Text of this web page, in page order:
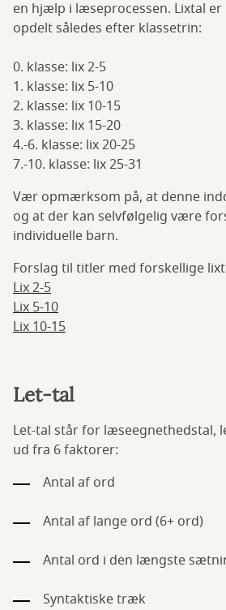
en hjælp i læseprocessen. Lixtal
opdelt således efter klassetrin:
0. klasse: lix 2-5
1. klasse: lix 5-10
2. klasse: lix 10-15
3. klasse: lix 15-20
4.-6. klasse: lix 20-25
7.-10. klasse: lix 25-31
Vær opmærksom på, at denne
og at der kan selvfølgelig være
individuelle barn.
Forslag til titler med forskellige
Lix 2-5
Lix 5-10
Lix 10-15
Let-tal
Let-tal står for læseegnethedstal,
ud fra 6 faktorer:
Antal af ord
Antal af lange ord (6+ ord)
Antal ord i den længste
Syntaktiske træk